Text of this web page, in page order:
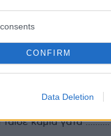
CONFIRM
Data Deletion
Ειδήσεις
στο
(4)
καμια γατα ..........